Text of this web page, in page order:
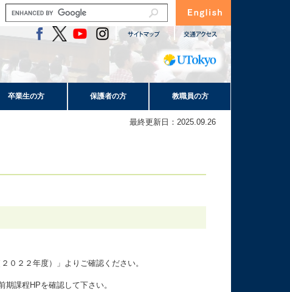
卒業生の方 保護者の方 教職員の方
最終更新日：2025.09.26
０２２年度）」よりご確認ください。
課程HPを確認して下さい。